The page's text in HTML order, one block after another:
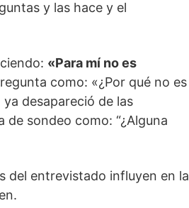
y las hace y el
«Para mí no es
como: «¿Por qué no es
desapareció de las
sondeo como: “¿Alguna
del entrevistado influyen en la